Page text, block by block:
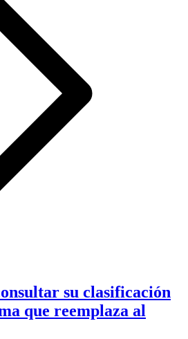
su clasificación
que reemplaza al